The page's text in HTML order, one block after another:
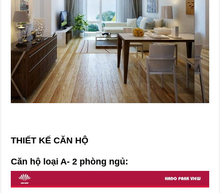
THIẾT KẾ CĂN HỘ
Căn hộ loại A- 2 phòng ngủ: